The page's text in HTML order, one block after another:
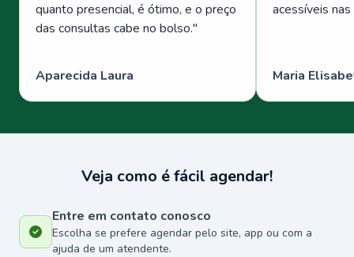
quanto presencial, é ótimo, e o preço
das consultas cabe no bolso."
Aparecida Laura
acessíveis
Maria
Veja como é fácil agendar!
Entre em contato conosco
Escolha se prefere agendar pelo site, app ou com a
ajuda de um atendente.